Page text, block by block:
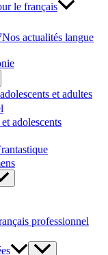
le français
Nos actualités langue
et adultes
adolescents
professionnel